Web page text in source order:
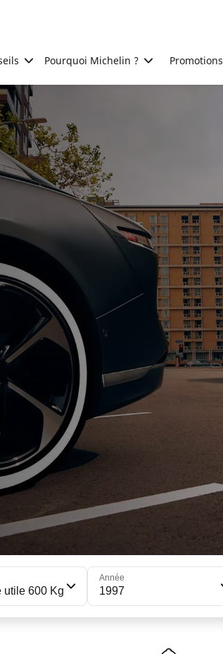
Pourquoi Michelin ? Promotions
utile 600 Kg
Année
1997